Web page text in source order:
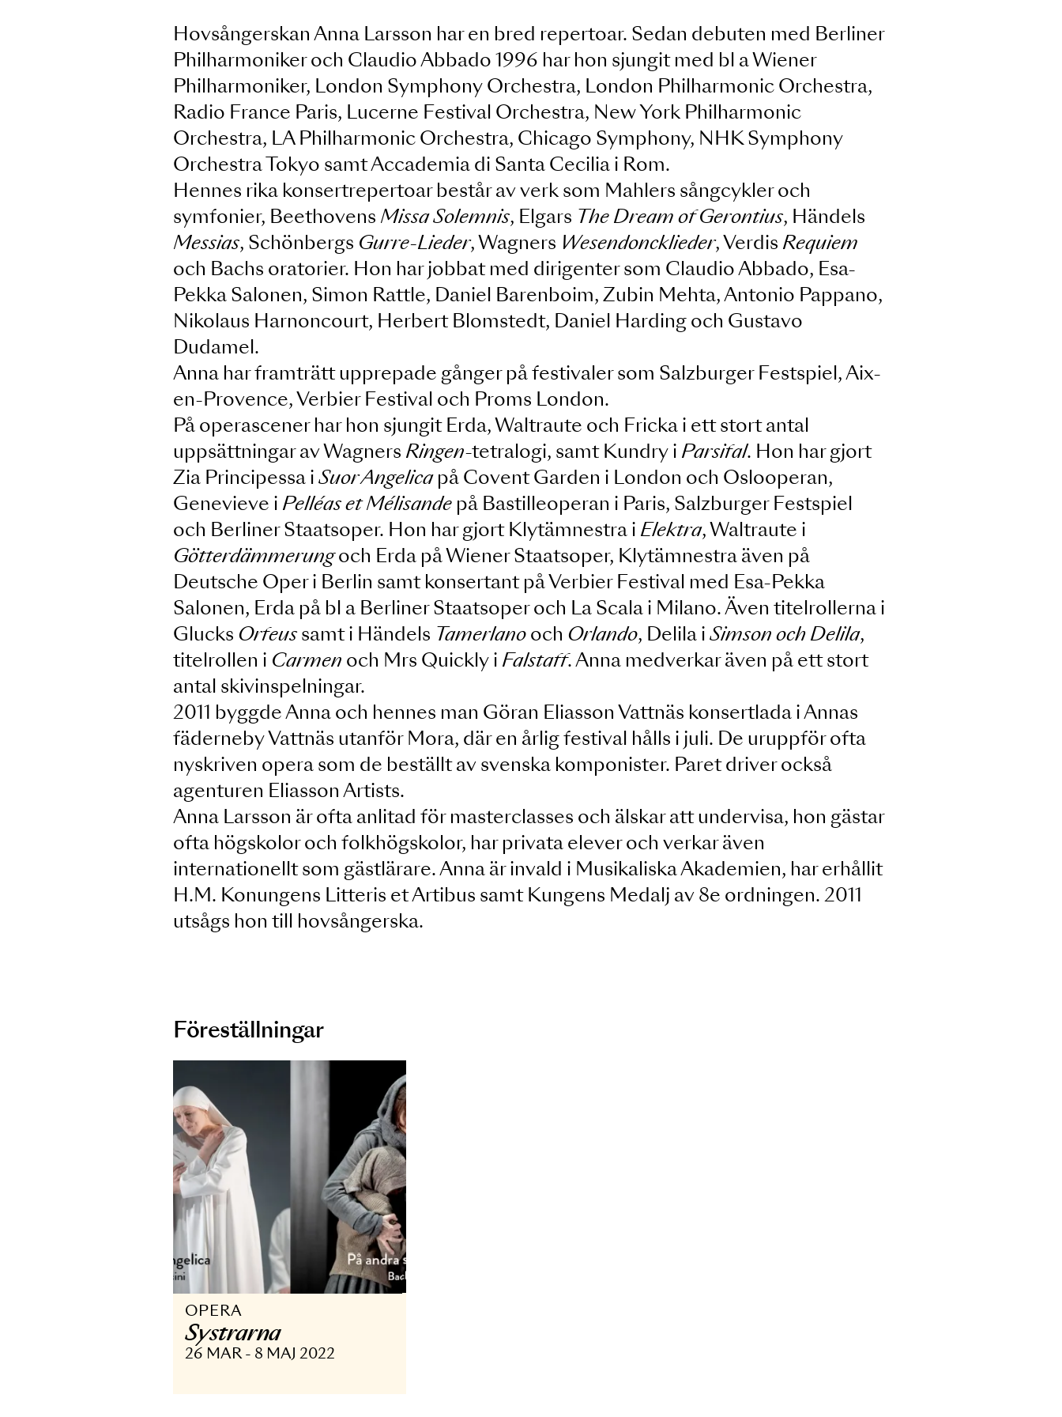
Hovsångerskan Anna Larsson har en bred repertoar. Sedan debuten med Berliner
Philharmoniker och Claudio Abbado 1996 har hon sjungit med bl a Wiener
Philharmoniker, London Symphony Orchestra, London Philharmonic Orchestra,
Radio France Paris, Lucerne Festival Orchestra, New York Philharmonic
Orchestra, LA Philharmonic Orchestra, Chicago Symphony, NHK Symphony
Orchestra Tokyo samt Accademia di Santa Cecilia i Rom.
Hennes rika konsertrepertoar består av verk som Mahlers sångcykler och
symfonier, Beethovens Missa Solemnis, ElgarsThe Dream of Gerontius
Messias, Schönbergs Gurre-Lieder , Wagners Wesendoncklieder , Verdis Requiem
och Bachs oratorier. Hon har jobbat med dirigenter som Claudio Abbado, Esa-
Pekka Salonen, Simon Rattle, Daniel Barenboim, Zubin Mehta, Antonio Pappano,
Nikolaus Harnoncourt, Herbert Blomstedt, Daniel Harding och Gustavo
Dudamel.
Anna har framträtt upprepade gånger på festivaler som Salzburger Festspiel, Aix-
en-Provence, Verbier Festival och Proms London.
På operascener har hon sjungit Erda, Waltraute och Fricka i ett stort antal
uppsättningar av WagnersRingen -tetralogi, samt Kundry i Parsifal
Zia Principessa iSuor Angelica
på Covent Garden i London och Oslooperan,
Genevieve iPelléas et Mélisandepå Bastilleoperan i Paris, Salzburger Festspiel
och Berliner Staatsoper. Hon har gjort Klytämnestra i Elektra, Waltraute i
Götterdämmerungoch Erda på Wiener Staatsoper, Klytämnestra även på
Deutsche Oper i Berlin samt konsertant på Verbier Festival med Esa-Pekka
Salonen, Erda på bl a Berliner Staatsoper och La Scala i Milano. Även titelrollerna i
Glucks Orfeussamt i HändelsTamerlanooch Orlando, Delila iSimson och Delila
titelrollen i Carmenoch Mrs Quickly iFalstaff. Anna medverkar även på ett stort
antal skivinspelningar.
2011 byggde Anna och hennes man Göran Eliasson Vattnäs konsertlada i Annas
fäderneby Vattnäs utanför Mora, där en årlig festival hålls i juli. De uruppför ofta
nyskriven opera som de beställt av svenska komponister. Paret driver också
agenturen Eliasson Artists.
H.M. Konungens Litteris et Artibus samt Kungens Medalj av 8e ordningen. 2011
utsågs hon till hovsångerska.
Föreställningar